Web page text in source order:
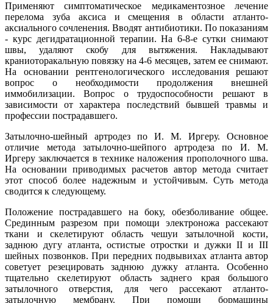
Применяют симптоматическое медикаментозное лечение
перелома зуба аксиса и смещения в области атланто-
аксиального сочленения. Вводят антибиотики. По показаниям
- курс дегидратационной терапии. На 6-8-е сутки снимают
швы, удаляют скобу для вытяжения. Накладывают
краниоторакальную повязку на 4-6 месяцев, затем ее снимают.
На основании рентгенологического исследования решают
вопрос о необходимости продолжения внешней
иммобилизации. Вопрос о трудоспособности решают в
зависимости от характера последствий бывшей травмы и
профессии пострадавшего.
Затылочно-шейный артродез по И. М. Иргеру. Основное
отличие метода затылочно-шейпого артродеза по И. М.
Иргеру заключается в технике наложения прополочного шва.
На основании приводимых расчетов автор метода считает
этот способ более надежным и устойчивым. Суть метода
сводится к следующему.
Положение пострадавшего на боку, обезболивание общее.
Срединным разрезом при помощи электроножа рассекают
ткани и скелетируют область чешуи затылочной кости,
заднюю дугу атланта, остистые отростки и дужки II и III
шейных позвонков. При передних подвывихах атланта автор
советует резецировать заднюю дужку атланта. Особенно
тщательно скелетируют область заднего края большого
затылочного отверстия, для чего рассекают атланто-
затылочную мембрану. При помощи бормашины